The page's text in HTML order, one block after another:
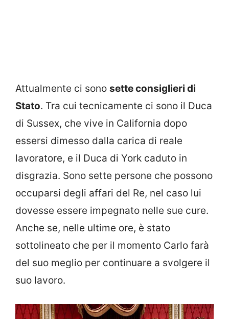
Attualmente ci sono sette consiglieri di
Stato. Tra cui tecnicamente ci sono il Duca
di Sussex, che vive in California dopo
essersi dimesso dalla carica di reale
lavoratore, e il Duca di York caduto in
disgrazia. Sono sette persone che possono
occuparsi degli affari del Re, nel caso lui
dovesse essere impegnato nelle sue cure.
Anche se, nelle ultime ore, è stato
sottolineato che per il momento Carlo farà
del suo meglio per continuare a svolgere il
suo lavoro.